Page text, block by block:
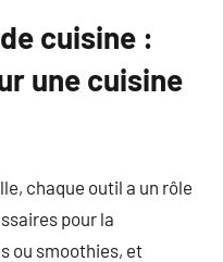
cuisine :
une cuisine
chaque outil a un rôle
pour la
ou smoothies, et